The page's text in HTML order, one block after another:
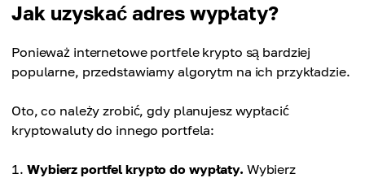
Jak uzyskać adres wypłaty?
Ponieważ internetowe portfele krypto są bardziej
popularne, przedstawiamy algorytm na ich przykładzie.
Oto, co należy zrobić, gdy planujesz wypłacić
kryptowaluty do innego portfela:
Wybierz portfel krypto do wypłaty. Wybierz